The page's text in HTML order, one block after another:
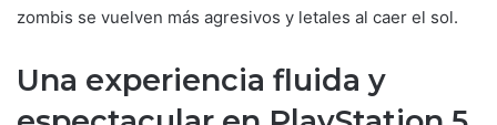
zombis se vuelven más agresivos y letales al caer el sol.
Una experiencia fluida y